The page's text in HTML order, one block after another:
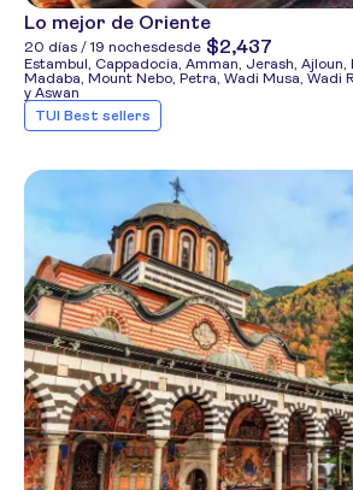
Lo mejor de Oriente
20 días / 19 nochesdesde $2,437
Estambul, Cappadocia, Amman, Jerash, Ajloun,
Madaba, Mount Nebo, Petra, Wadi Musa, Wadi
y Aswan
TUI Best sellers